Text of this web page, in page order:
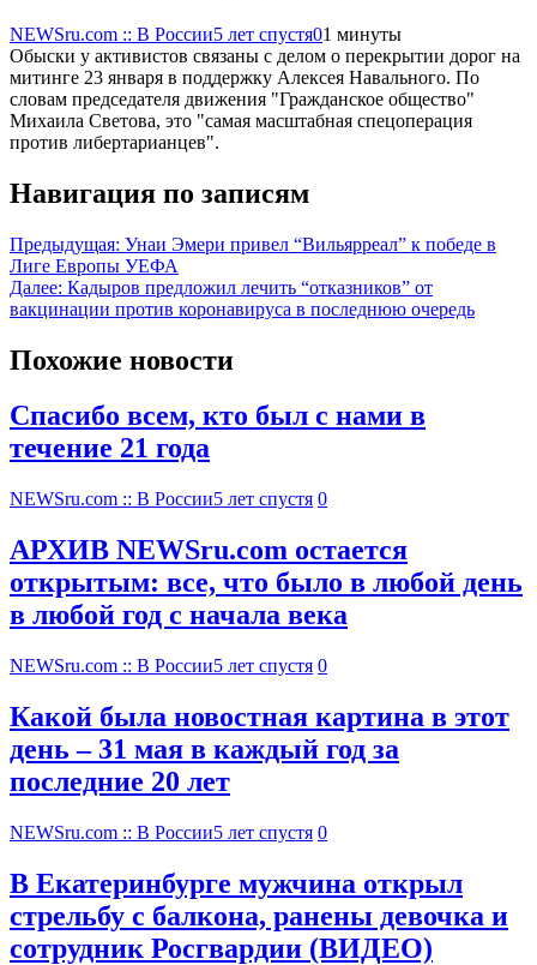
NEWSru.com :: В России5 лет спустя01 минуты
Обыски у активистов связаны с делом о перекрытии дорог на
митинге 23 января в поддержку Алексея Навального. По
словам председателя движения "Гражданское общество"
Михаила Светова, это "самая масштабная спецоперация
против либертарианцев".
Навигация по записям
Предыдущая: Унаи Эмери привел “Вильярреал” к победе в
Лиге Европы УЕФА
Далее: Кадыров предложил лечить “отказников” от
вакцинации против коронавируса в последнюю очередь
Похожие новости
Спасибо всем, кто был с нами в
течение 21 года
NEWSru.com :: В России5 лет спустя 0
АРХИВ NEWSru.com остается
открытым: все, что было в любой день
в любой год с начала века
NEWSru.com :: В России5 лет спустя 0
Какой была новостная картина в этот
день – 31 мая в каждый год за
последние 20 лет
NEWSru.com :: В России5 лет спустя 0
В Екатеринбурге мужчина открыл
стрельбу с балкона, ранены девочка и
сотрудник Росгвардии (ВИДЕО)